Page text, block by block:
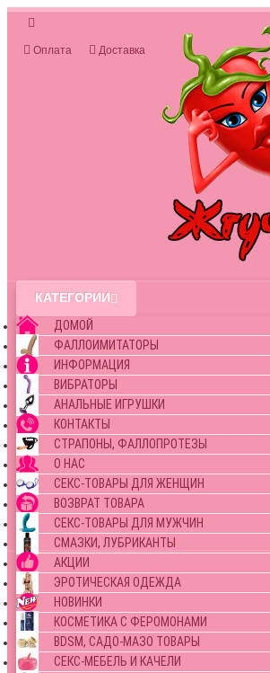
Оплата Доставка
КАТЕГОРИИ
ДОМОЙ
ФАЛЛОИМИТАТОРЫ
ИНФОРМАЦИЯ
ВИБРАТОРЫ
АНАЛЬНЫЕ ИГРУШКИ
КОНТАКТЫ
СТРАПОНЫ, ФАЛЛОПРОТЕЗЫ
О НАС
СЕКС-ТОВАРЫ ДЛЯ ЖЕНЩИН
ВОЗВРАТ ТОВАРА
СЕКС-ТОВАРЫ ДЛЯ МУЖЧИН
СМАЗКИ, ЛУБРИКАНТЫ
АКЦИИ
ЭРОТИЧЕСКАЯ ОДЕЖДА
НОВИНКИ
КОСМЕТИКА С ФЕРОМОНАМИ
BDSM, САДО-МАЗО ТОВАРЫ
СЕКС-МЕБЕЛЬ И КАЧЕЛИ